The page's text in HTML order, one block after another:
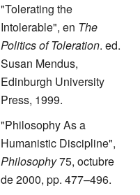
"Tolerating the
Intolerable", en The
Politics of Toleration. ed.
Susan Mendus,
Edinburgh University
Press, 1999.
"Philosophy As a
Humanistic Discipline",
Philosophy75, octubre
de 2000, pp. 477–496.